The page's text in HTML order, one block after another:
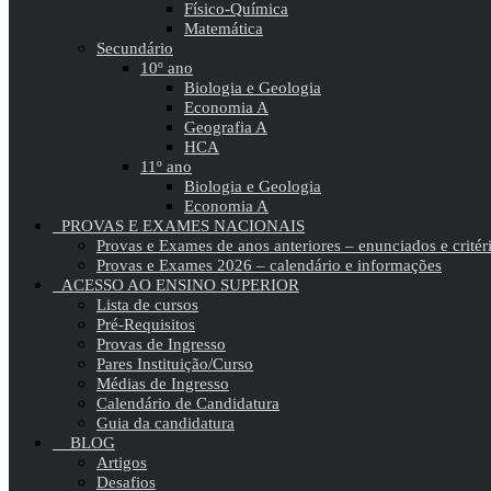
Físico-Química
Matemática
Secundário
10º ano
Biologia e Geologia
Economia A
Geografia A
HCA
11º ano
Biologia e Geologia
Economia A
PROVAS E EXAMES NACIONAIS
Provas e Exames de anos anteriores – enunciados e
Provas e Exames 2026 – calendário e informações
ACESSO AO ENSINO SUPERIOR
Lista de cursos
Pré-Requisitos
Provas de Ingresso
Pares Instituição/Curso
Médias de Ingresso
Calendário de Candidatura
Guia da candidatura
BLOG
Artigos
Desafios